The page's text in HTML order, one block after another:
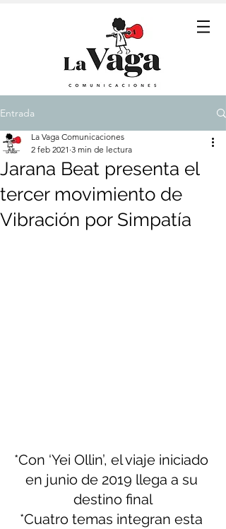
Entrada
Jarana Beat presenta el
tercer movimiento de
Vibración por Simpatía
La Vaga Comunicaciones
2 feb 2021 3 min de lectura
*Con ‘Yei Ollin’, el viaje iniciado
en junio de 2019 llega a su
destino final
*Cuatro temas integran esta